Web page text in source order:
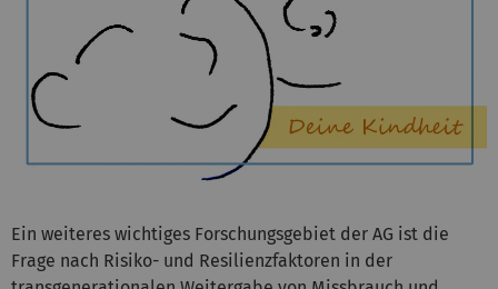
Ein weiteres wichtiges Forschungsgebiet der AG ist die
Frage nach Risiko- und Resilienzfaktoren in der